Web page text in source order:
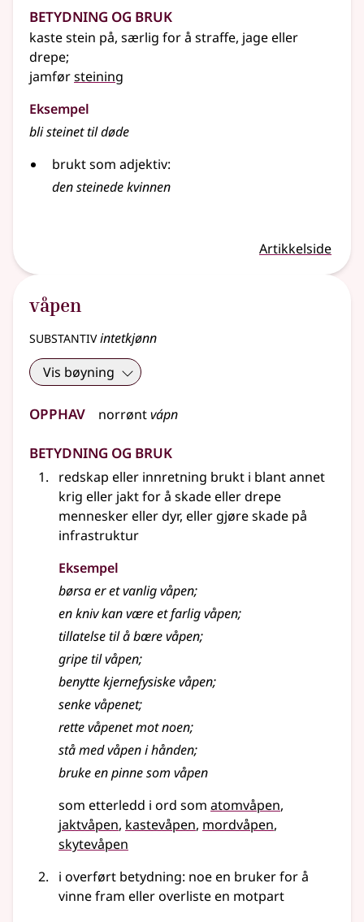
Betydning og bruk
kaste stein på, særlig for å straffe, jageeller
drepe;
jamførsteining
Eksempel
bli steinet til døde
brukt som adjektiv:
den steinede kvinnen
Artikkelside
våpen
substantivintetkjønn
Vis bøyning
Opphav norrøntvápn
Betydning og bruk
redskap eller innretning brukt i blant annet
krig eller jakt for å skade eller drepe
mennesker eller dyr, eller gjøre skade på
infrastruktur
Eksempel
børsa er et vanligvåpen;
en kniv kan være et farligvåpen;
tillatelse til å bærevåpen;
gripe tilvåpen;
benytte kjernefysiske våpen;
senke våpenet;
rette våpenet mot noen;
stå med våpen i hånden;
bruke en pinne som våpen
som etterledd i ord som atomvåpen
jaktvåpen kastevåpen mordvåpen
skytevåpen
i overført betydning: noe en bruker for å
vinne fram eller overliste en motpart